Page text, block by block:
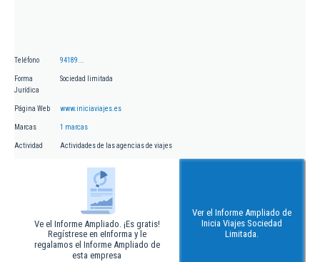
Teléfono 94189...
Forma
Jurídica
Sociedad limitada
Página Web www.iniciaviajes.es
Marcas 1 marcas
Actividad Actividades de las agencias de viajes
Ve el Informe Ampliado. ¡Es gratis!
Regístrese en eInforma y le
regalamos el Informe Ampliado de
esta empresa
Ver el Informe Ampliado de
Inicia Viajes Sociedad
Limitada.